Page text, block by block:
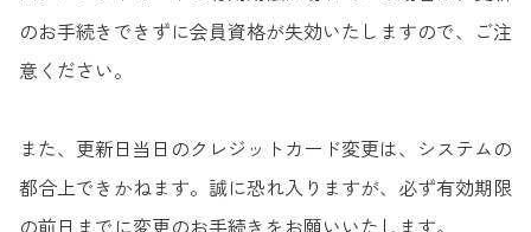
のお手続きできずに会員資格が失効いたしますので、ご注
意ください。
また、更新日当日のクレジットカード変更は、システムの
都合上できかねます。誠に恐れ入りますが、必ず有効期限
の前日までに変更のお手続きをお願いいたします。